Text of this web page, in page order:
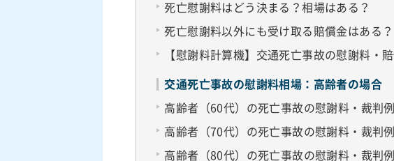
死亡慰謝料はどう決まる？相場はある？
死亡慰謝料以外にも受け取る賠償金はある？
【慰謝料計算機】交通死亡事故の慰謝料・
交通死亡事故の慰謝料相場：高齢者の場合
高齢者（60代）の死亡事故の慰謝料・裁判例
高齢者（70代）の死亡事故の慰謝料・裁判例
高齢者（80代）の死亡事故の慰謝料・裁判例